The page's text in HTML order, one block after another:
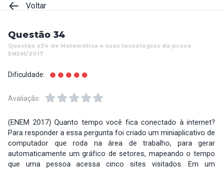
Voltar
Questão 34
Questão x34 de Matemática e suas tecnologias da prova
ENEM/2017
Dificuldade:
Avaliação:
(ENEM 2017) Quanto tempo você fica conectado à internet?
Para responder a essa pergunta foi criado um miniaplicativo de
computador que roda na área de trabalho, para gerar
automaticamente um gráfico de setores, mapeando o tempo
que uma pessoa acessa cinco sites visitados. Em um